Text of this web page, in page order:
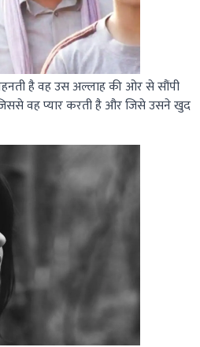
है वह उस अल्लाह की ओर से सौंपी
वह प्यार करती है और जिसे उसने खुद